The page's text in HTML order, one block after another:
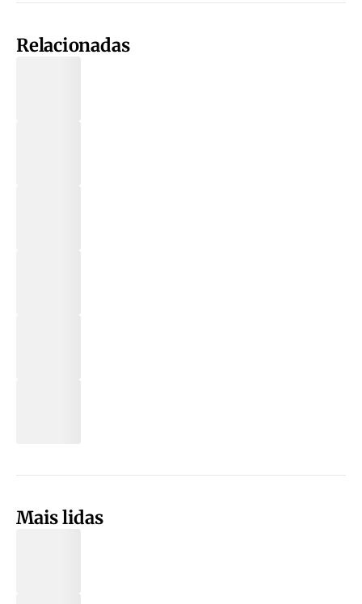
Relacionadas
Mais lidas